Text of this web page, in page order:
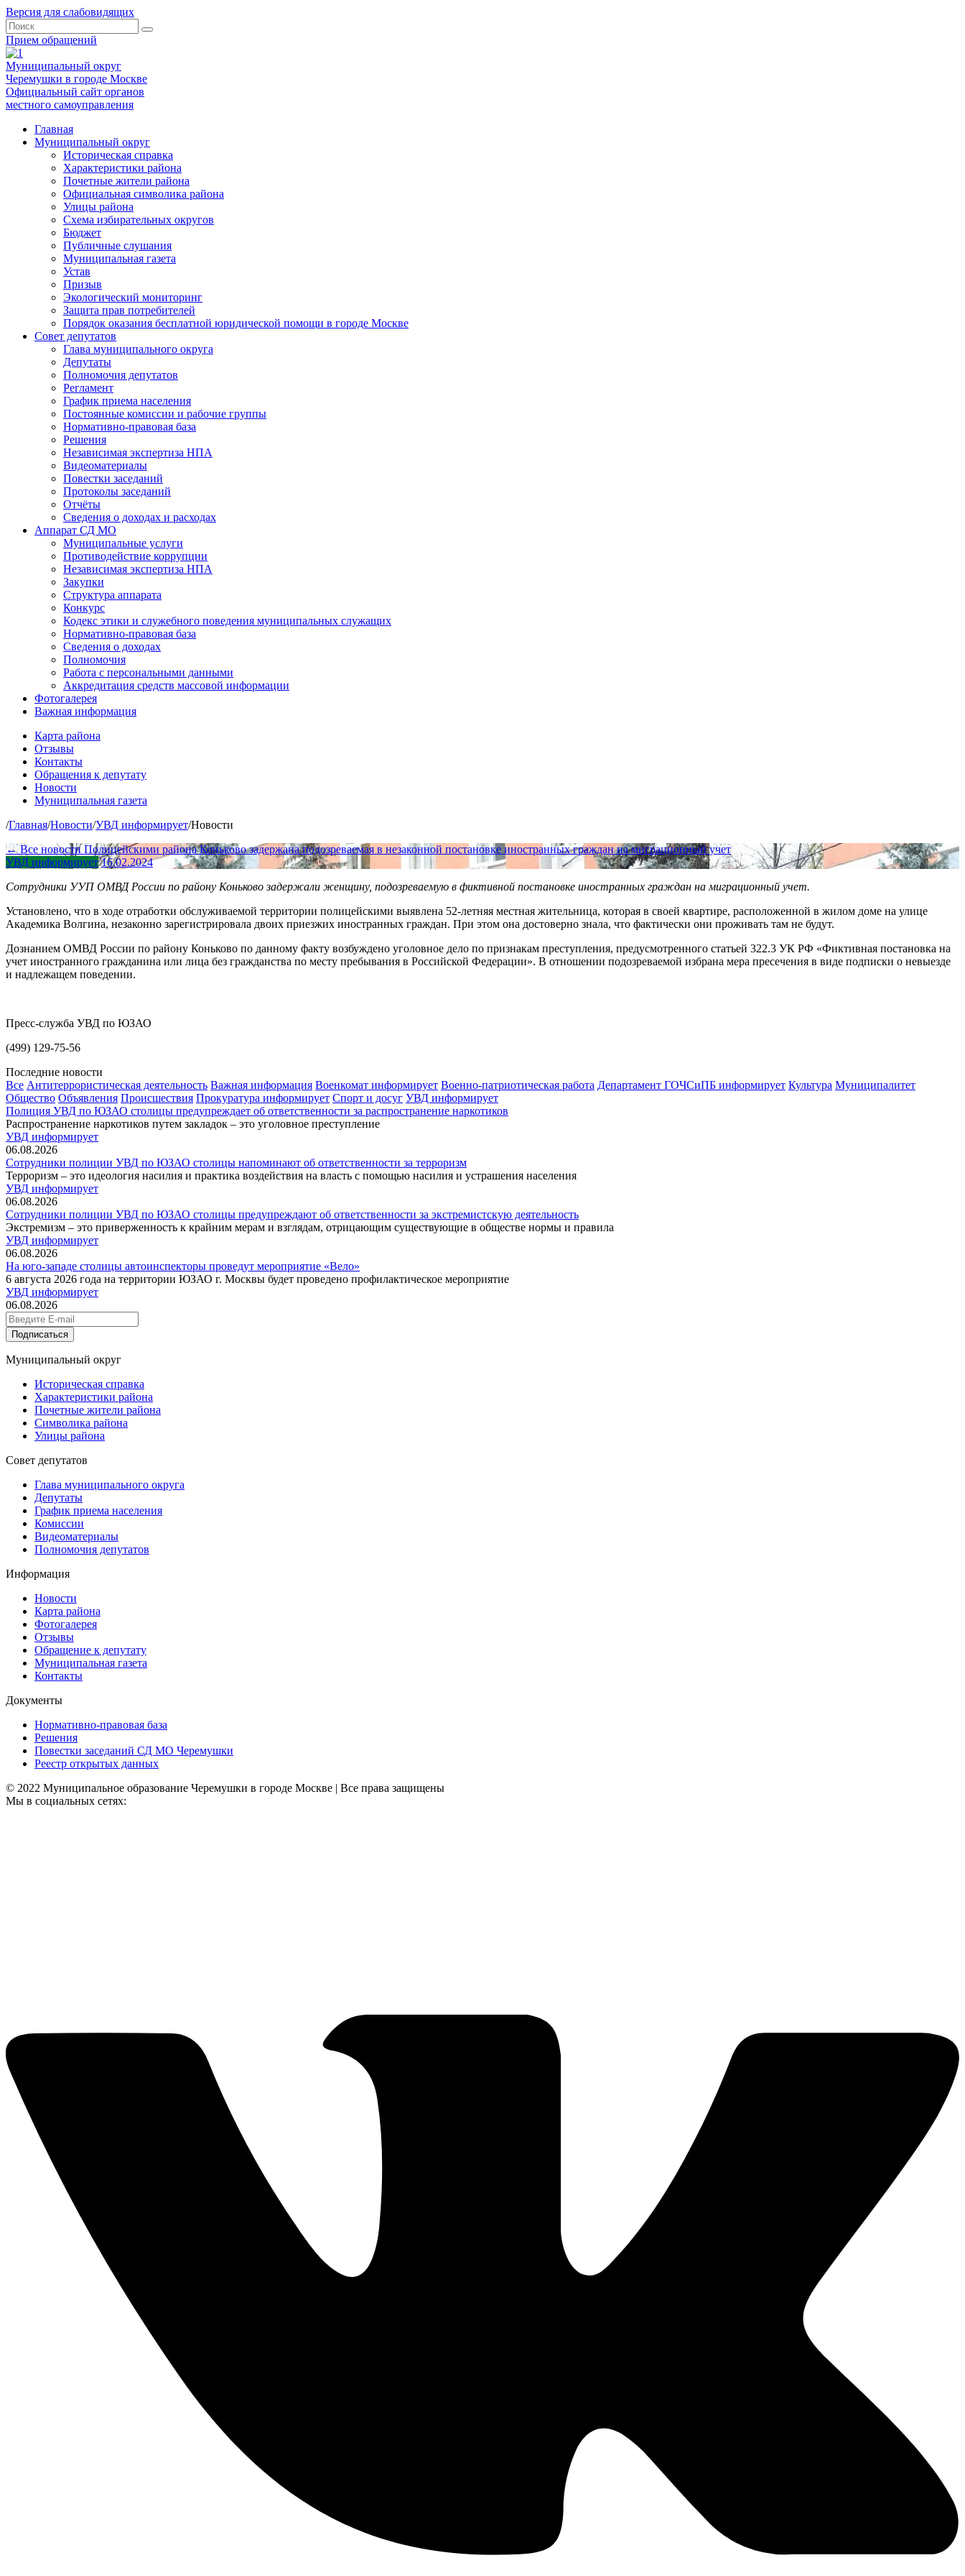
Версия для слабовидящих
Прием обращений
Муниципальный округ
Черемушки в городе Москве
Официальный сайт органов
местного самоуправления
Главная
Муниципальный округ
Историческая справка
Характеристики района
Почетные жители района
Официальная символика района
Улицы района
Схема избирательных округов
Бюджет
Публичные слушания
Муниципальная газета
Устав
Призыв
Экологический мониторинг
Защита прав потребителей
Порядок оказания бесплатной юридической помощи в городе Москве
Совет депутатов
Глава муниципального округа
Депутаты
Полномочия депутатов
Регламент
График приема населения
Постоянные комиссии и рабочие группы
Нормативно-правовая база
Решения
Независимая экспертиза НПА
Видеоматериалы
Повестки заседаний
Протоколы заседаний
Отчёты
Сведения о доходах и расходах
Аппарат СД МО
Муниципальные услуги
Противодействие коррупции
Независимая экспертиза НПА
Закупки
Структура аппарата
Конкурс
Кодекс этики и служебного поведения муниципальных служащих
Нормативно-правовая база
Сведения о доходах
Полномочия
Работа с персональными данными
Аккредитация средств массовой информации
Фотогалерея
Важная информация
Карта района
Отзывы
Контакты
Обращения к депутату
Новости
Муниципальная газета
/Главная/Новости/УВД информирует/Новости
← Все новостиПолицейскими района Коньково задержана подозреваемая в незаконной постановке иностранных граждан на миграционный учет
УВД информирует 16.02.2024
Сотрудники УУП ОМВД России по району Коньково задержали женщину, подозреваемую в фиктивной постановке иностранных граждан на миграционный учет.
Установлено, что в ходе отработки обслуживаемой территории полицейскими выявлена 52-летняя местная жительница, которая в своей квартире, расположенной в жилом доме на улице
Академика Волгина, незаконно зарегистрировала двоих приезжих иностранных граждан. При этом она достоверно знала, что фактически они проживать там не будут.
Дознанием ОМВД России по району Коньково по данному факту возбуждено уголовное дело по признакам преступления, предусмотренного статьей 322.3 УК РФ «Фиктивная постановка на
учет иностранного гражданина или лица без гражданства по месту пребывания в Российской Федерации». В отношении подозреваемой избрана мера пресечения в виде подписки о невыезде
и надлежащем поведении.
Пресс-служба УВД по ЮЗАО
(499) 129-75-56
Последние новости
Все Антитеррористическая деятельность Важная информация Военкомат информирует Военно-патриотическая работа Департамент ГОЧСиПБ информирует Культура Муниципалитет
Общество Объявления Происшествия Прокуратура информирует Спорт и досуг УВД информирует
Полиция УВД по ЮЗАО столицы предупреждает об ответственности за распространение наркотиков
Распространение наркотиков путем закладок – это уголовное преступление
УВД информирует
06.08.2026
Сотрудники полиции УВД по ЮЗАО столицы напоминают об ответственности за терроризм
Терроризм – это идеология насилия и практика воздействия на власть с помощью насилия и устрашения населения
УВД информирует
06.08.2026
Сотрудники полиции УВД по ЮЗАО столицы предупреждают об ответственности за экстремистскую деятельность
Экстремизм – это приверженность к крайним мерам и взглядам, отрицающим существующие в обществе нормы и правила
УВД информирует
06.08.2026
На юго-западе столицы автоинспекторы проведут мероприятие «Вело»
6 августа 2026 года на территории ЮЗАО г. Москвы будет проведено профилактическое мероприятие
УВД информирует
06.08.2026
Подписаться
Муниципальный округ
Историческая справка
Характеристики района
Почетные жители района
Символика района
Улицы района
Совет депутатов
Глава муниципального округа
Депутаты
График приема населения
Комиссии
Видеоматериалы
Полномочия депутатов
Информация
Новости
Карта района
Фотогалерея
Отзывы
Обращение к депутату
Муниципальная газета
Контакты
Документы
Нормативно-правовая база
Решения
Повестки заседаний СД МО Черемушки
Реестр открытых данных
© 2022 Муниципальное образование Черемушки в городе Москве | Все права защищены
Мы в социальных сетях: